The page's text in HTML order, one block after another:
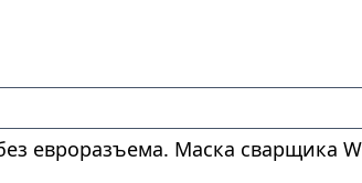
евроразъема. Маска сварщика